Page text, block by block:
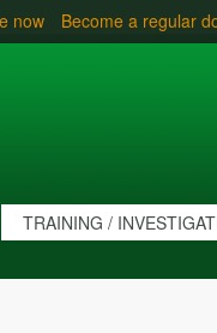
now Become a regular
TRAINING /